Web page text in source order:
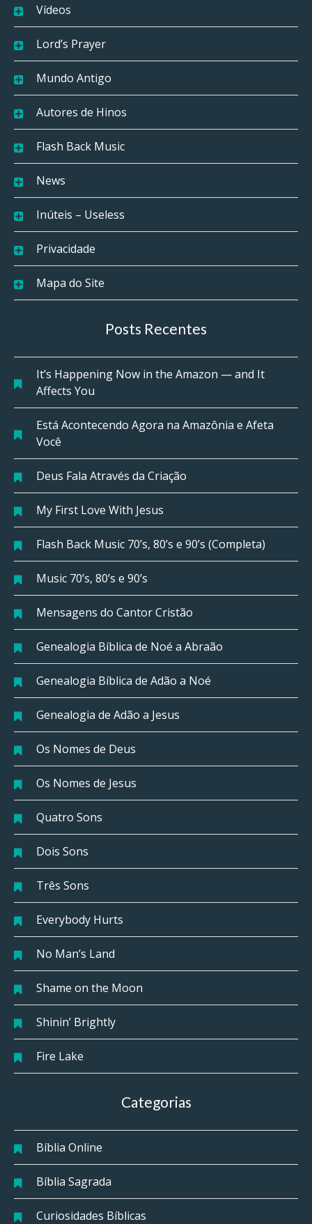
Vídeos
Lord’s Prayer
Mundo Antigo
Autores de Hinos
Flash Back Music
News
Inúteis – Useless
Privacidade
Mapa do Site
Posts Recentes
It’s Happening Now in the Amazon — and It
Affects You
Está Acontecendo Agora na Amazônia e Afeta
Você
Deus Fala Através da Criação
My First Love With Jesus
Flash Back Music 70’s, 80’s e 90’s (Completa)
Music 70’s, 80’s e 90’s
Mensagens do Cantor Cristão
Genealogia Bíblica de Noé a Abraão
Genealogia Bíblica de Adão a Noé
Genealogia de Adão a Jesus
Os Nomes de Deus
Os Nomes de Jesus
Quatro Sons
Dois Sons
Três Sons
Everybody Hurts
No Man’s Land
Shame on the Moon
Shinin’ Brightly
Fire Lake
Categorias
Bíblia Online
Bíblia Sagrada
Curiosidades Bíblicas